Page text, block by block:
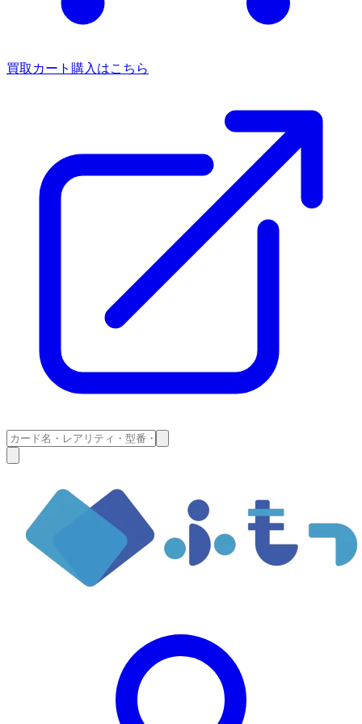
買取カート 購入はこちら